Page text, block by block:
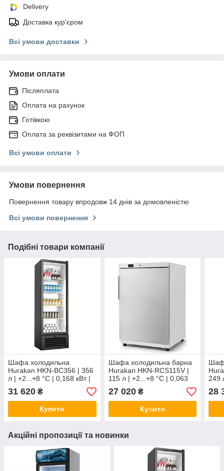
Delivery
Доставка кур'єром
Всі умови доставки
Умови оплати
Післяплата
Оплата на рахунок
Готівкою
Оплата за реквізитами на ФОП
Всі умови оплати
Умови повернення
Повернення товару впродовж 14 днів за домовленістю
Всі умови повернення
Подібні товари компанії
Шафа холодильна
Hurakan HKN-BC356 | 356
л | +2...+8 °C | 0,168 кВт |
220В
31 620 ₴
Купити
Шафа холодильна барна
Hurakan HKN-RCS115V |
115 л | +2...+8 °C | 0,063
кВт | 220В
27 020₴
Купити
249
кВт
28
Акційні пропозиції та новинки